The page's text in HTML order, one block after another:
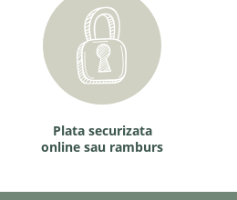
Plata securizata
online sau ramburs